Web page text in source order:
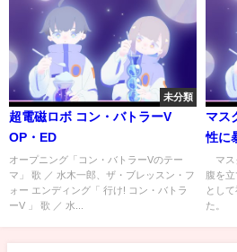
未分類
超電磁ロボ コン・バトラーV
OP・ED
オープニング「コン・バトラーVのテー
マ」 歌 ／ 水木一郎、ザ・ブレッスン・フ
ォー エンディング「 行け! コン・バトラ
ーV 」 歌 ／ 水...
マス
性に
月8
マス
腹を
とし
た。